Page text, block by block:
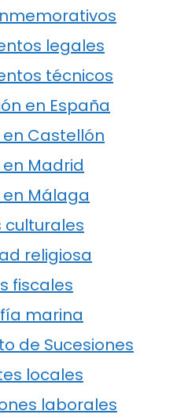
legales
técnicos
en España
Castellón
Madrid
Málaga
culturales
religiosa
fiscales
marina
de Sucesiones
locales
laborales